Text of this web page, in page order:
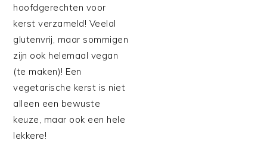
hoofdgerechten voor
kerst verzameld! Veelal
glutenvrij, maar sommigen
zijn ook helemaal vegan
(te maken)! Een
vegetarische kerst is niet
alleen een bewuste
keuze, maar ook een hele
lekkere!